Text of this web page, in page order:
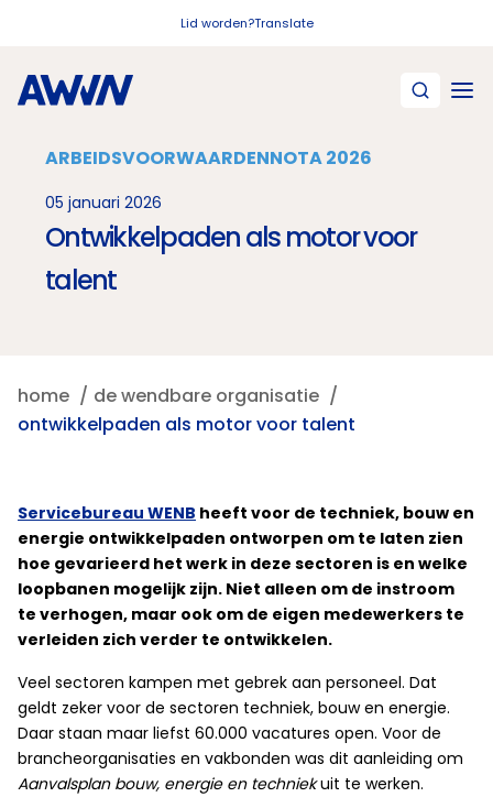
Lid worden?Translate
ARBEIDSVOORWAARDENNOTA 2026
05 januari 2026
Ontwikkelpaden als motor voor
talent
home
de wendbare organisatie
ontwikkelpaden als motor voor talent
Servicebureau WENB heeft voor de techniek, bouw en
energie ontwikkelpaden ontworpen om te laten zien
hoe gevarieerd het werk in deze sectoren is en welke
loopbanen mogelijk zijn. Niet alleen om de instroom
te verhogen, maar ook om de eigen medewerkers te
verleiden zich verder te ontwikkelen.
Veel sectoren kampen met gebrek aan personeel. Dat
geldt zeker voor de sectoren techniek, bouw en energie.
Daar staan maar liefst 60.000 vacatures open. Voor de
brancheorganisaties en vakbonden was dit aanleiding om
Aanvalsplan bouw, energie en techniekuit te werken.